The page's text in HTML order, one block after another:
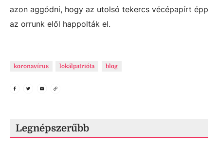
azon aggódni, hogy az utolsó tekercs vécépapírt épp
az orrunk elől happolták el.
koronavírus lokálpatrióta blog
Legnépszerűbb